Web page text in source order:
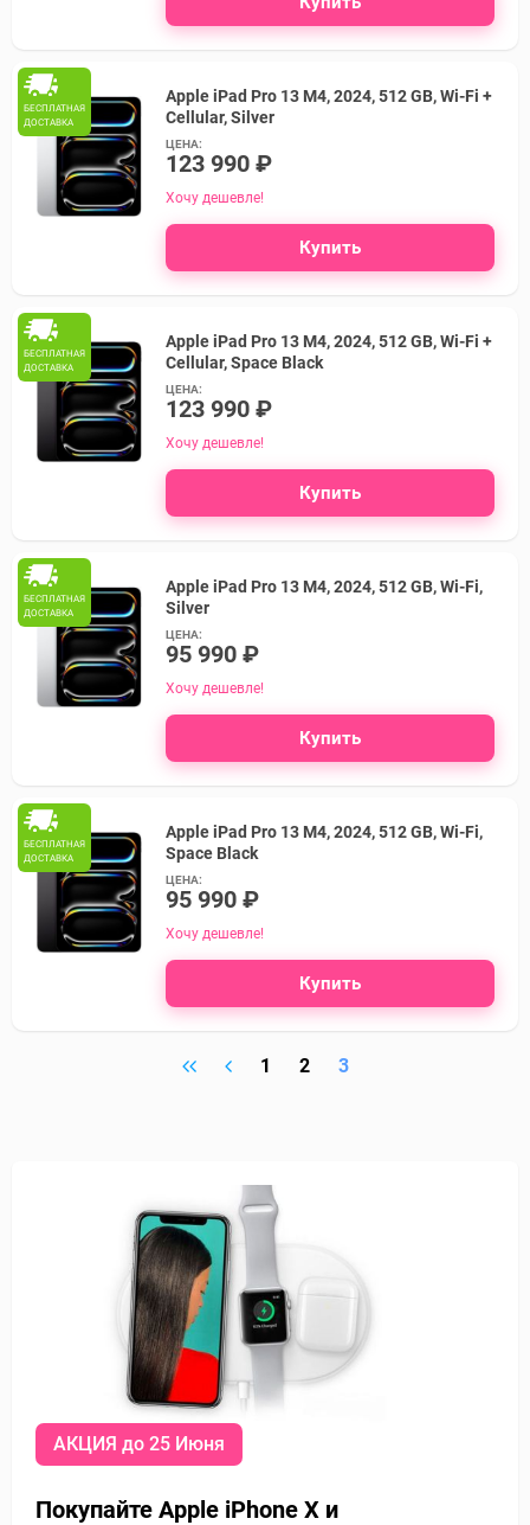
БЕСПЛАТНАЯ
ДОСТАВКА
Apple iPad Pro 13 M4, 2024, 512 GB, Wi-Fi +
Cellular, Silver
ЦЕНА:
123 990 ₽
Хочу дешевле!
Купить
БЕСПЛАТНАЯ
ДОСТАВКА
Apple iPad Pro 13 M4, 2024, 512 GB, Wi-Fi +
Cellular, Space Black
ЦЕНА:
123 990 ₽
Хочу дешевле!
Купить
БЕСПЛАТНАЯ
ДОСТАВКА
Apple iPad Pro 13 M4, 2024, 512 GB, Wi-Fi,
Silver
ЦЕНА:
95 990 ₽
Хочу дешевле!
Купить
БЕСПЛАТНАЯ
ДОСТАВКА
Apple iPad Pro 13 M4, 2024, 512 GB, Wi-Fi,
Space Black
ЦЕНА:
95 990 ₽
Хочу дешевле!
Купить
1 2 3
АКЦИЯ до 25 Июня
Покупайте Apple iPhone X и